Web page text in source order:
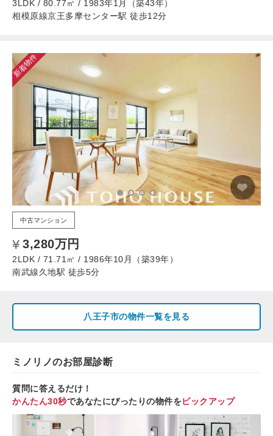
3LDK / 80.77㎡ / 1983年1月（築43年）
相模原線京王多摩センター駅 徒歩12分
新着物件
中古マンション
3,280万円
2LDK / 71.71㎡ / 1986年10月（築39年）
南武線久地駅 徒歩5分
八王子市の物件一覧を見る
ミノリノのお部屋診断
質問に答えるだけ！
かんたん30秒であなたにぴったりの物件をピックアップ